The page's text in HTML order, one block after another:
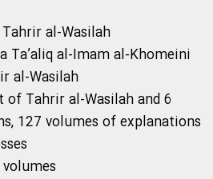
al-Wasilah
Ta’aliq al-Imam al-Khomeini
al-Wasilah
of Tahrir al-Wasilah and 6
127 volumes of explanations